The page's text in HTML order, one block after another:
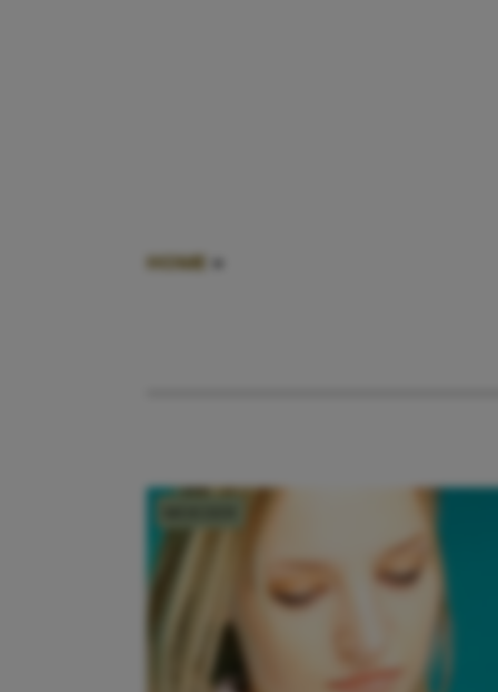
HOME »